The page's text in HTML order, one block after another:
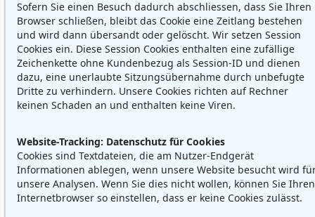
Sofern Sie einen Besuch dadurch abschliessen, dass Sie Ihren
Browser schließen, bleibt das Cookie eine Zeitlang bestehen
und wird dann übersandt oder gelöscht. Wir setzen Session
Cookies ein. Diese Session Cookies enthalten eine zufällige
Zeichenkette ohne Kundenbezug als Session-ID und dienen
dazu, eine unerlaubte Sitzungsübernahme durch unbefugte
Dritte zu verhindern. Unsere Cookies richten auf Rechner
keinen Schaden an und enthalten keine Viren.
Website-Tracking: Datenschutz für Cookies
Cookies sind Textdateien, die am Nutzer-Endgerät
Informationen ablegen, wenn unsere Website besucht wird
unsere Analysen. Wenn Sie dies nicht wollen, können Sie Ihren
Internetbrowser so einstellen, dass er keine Cookies zulässt.